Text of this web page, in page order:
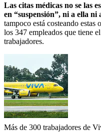
Las citas médicas no se las
en “suspensión”, ni a ella ni
tampoco está costeando estas
los 347 empleados que tiene
trabajadores.
Más de 300 trabajadores de